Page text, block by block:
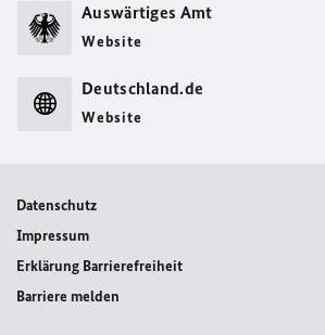
Auswärtiges Amt
Website
Deutschland.de
Website
Datenschutz
Impressum
Erklärung Barrierefreiheit
Barriere melden